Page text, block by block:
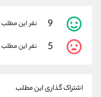
9 نفر این
5 نفر این
اشتراک گذاری این مطلب